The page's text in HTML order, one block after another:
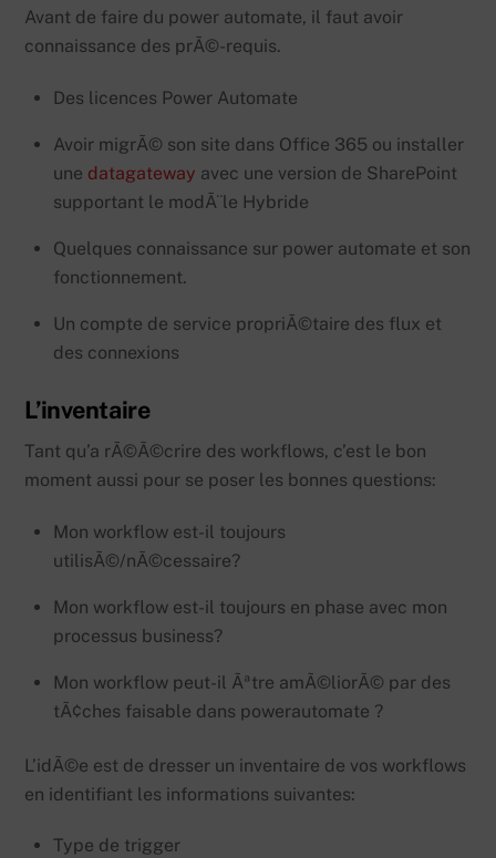
Avant de faire du power automate, il faut avoir
connaissance des prÃ©-requis.
Des licences Power Automate
Avoir migrÃ© son site dans Office 365 ou installer
une datagateway avec une version de SharePoint
supportant le modÃ¨le Hybride
Quelques connaissance sur power automate et son
fonctionnement.
Un compte de service propriÃ©taire des flux et
des connexions
L’inventaire
Tant qu’a rÃ©Ã©crire des workflows, c’est le bon
moment aussi pour se poser les bonnes questions:
Mon workflow est-il toujours
utilisÃ©/nÃ©cessaire?
Mon workflow est-il toujours en phase avec mon
processus business?
Mon workflow peut-il Ãªtre amÃ©liorÃ© par des
tÃ¢ches faisable dans powerautomate ?
L’idÃ©e est de dresser un inventaire de vos workflows
en identifiant les informations suivantes:
Type de trigger